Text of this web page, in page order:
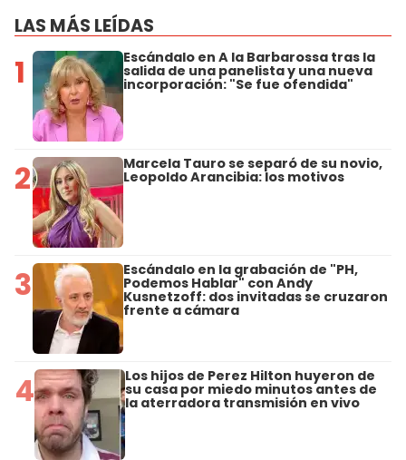
LAS MÁS LEÍDAS
1 Escándalo en A la Barbarossa tras la
salida de una panelista y una nueva
incorporación: "Se fue ofendida"
2 Marcela Tauro se separó de su novio,
Leopoldo Arancibia: los motivos
3 Escándalo en la grabación de "PH,
Podemos Hablar" con Andy
Kusnetzoff: dos invitadas se cruzaron
frente a cámara
4 Los hijos de Perez Hilton huyeron de
su casa por miedo minutos antes de
la aterradora transmisión en vivo